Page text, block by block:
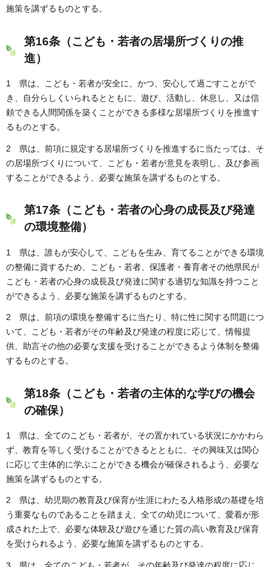
施策を講ずるものとする。
第16条（こども・若者の居場所づくりの推
進）
1 県は、こども・若者が安全に、かつ、安心して過ごすことがで
き、自分らしくいられるとともに、遊び、活動し、休息し、又は信
頼できる人間関係を築くことができる多様な居場所づくりを推進す
るものとする。
2 県は、前項に規定する居場所づくりを推進するに当たっては、そ
の居場所づくりについて、こども・若者が意見を表明し、及び参画
することができるよう、必要な施策を講ずるものとする。
第17条（こども・若者の心身の成長及び発達
の環境整備）
1 県は、誰もが安心して、こどもを生み、育てることができる環境
の整備に資するため、こども・若者、保護者・養育者その他県民が
こども・若者の心身の成長及び発達に関する適切な知識を持つこと
ができるよう、必要な施策を講ずるものとする。
2 県は、前項の環境を整備するに当たり、特に性に関する問題につ
いて、こども・若者がその年齢及び発達の程度に応じて、情報提
供、助言その他の必要な支援を受けることができるよう体制を整備
するものとする。
第18条（こども・若者の主体的な学びの機会
の確保）
1 県は、全てのこども・若者が、その置かれている状況にかかわら
ず、教育を等しく受けることができるとともに、その興味又は関心
に応じて主体的に学ぶことができる機会が確保されるよう、必要な
施策を講ずるものとする。
2 県は、幼児期の教育及び保育が生涯にわたる人格形成の基礎を培
う重要なものであることを踏まえ、全ての幼児について、愛着が形
成された上で、必要な体験及び遊びを通じた質の高い教育及び保育
を受けられるよう、必要な施策を講ずるものとする。
3 県は、全てのこども・若者が、その年齢及び発達の程度に応じ